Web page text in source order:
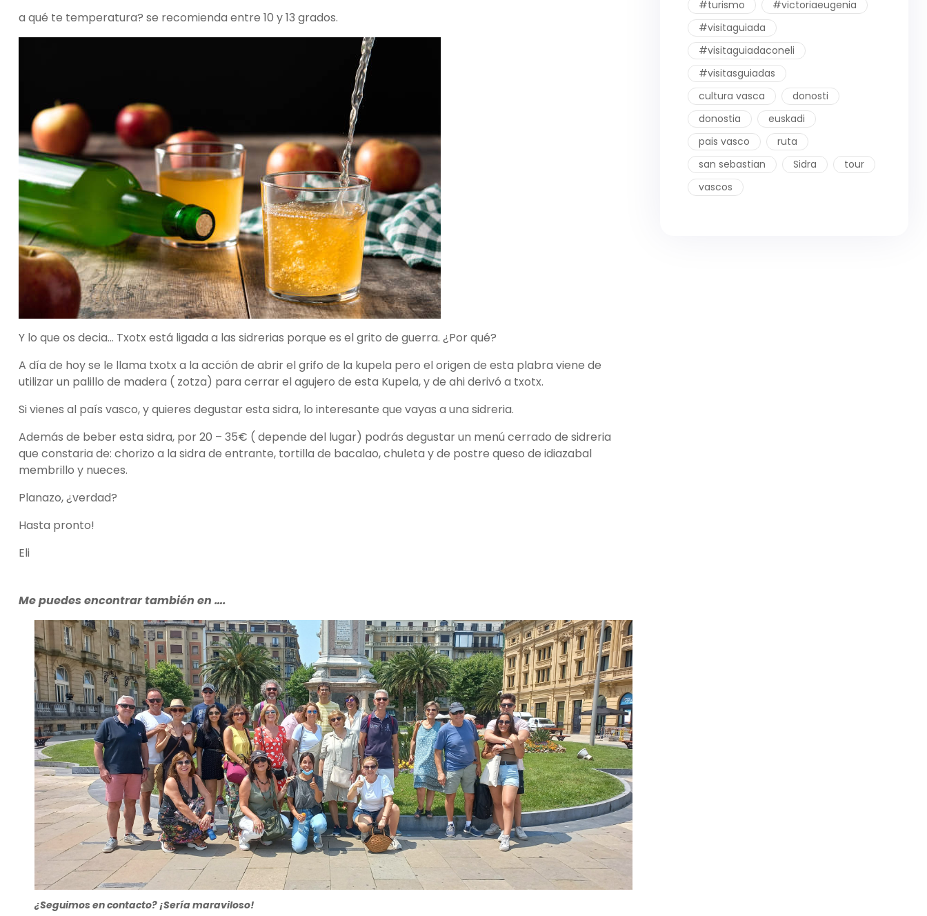
a qué te temperatura? se recomienda entre 10 y 13 grados.
Y lo que os decia… Txotx está ligada a las sidrerias porque es el grito de guerra. ¿Por qué?
A día de hoy se le llama txotx a la acción de abrir el grifo de la kupela pero el origen de esta plabra viene de
utilizar un palillo de madera ( zotza) para cerrar el agujero de esta Kupela, y de ahi derivó a txotx.
Si vienes al país vasco, y quieres degustar esta sidra, lo interesante que vayas a una sidreria.
Además de beber esta sidra, por 20 – 35€ ( depende del lugar) podrás degustar un menú cerrado de sidreria
que constaria de: chorizo a la sidra de entrante, tortilla de bacalao, chuleta y de postre queso de idiazabal
membrillo y nueces.
Planazo, ¿verdad?
Hasta pronto!
Eli
Me puedes encontrar también en ….
¿Seguimos en contacto? ¡Sería maraviloso!
#turismo
#victoriaeugenia
#visitaguiada
#visitaguiadaconeli
#visitasguiadas
cultura vasca
donosti
donostia
euskadi
pais vasco
ruta
san sebastian
Sidra
tour
vascos